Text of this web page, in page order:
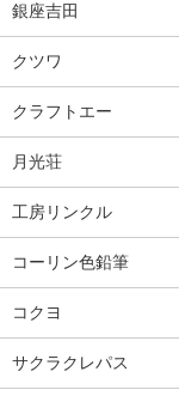
銀座吉田
クツワ
クラフトエー
月光荘
工房リンクル
コーリン色鉛筆
コクヨ
サクラクレパス